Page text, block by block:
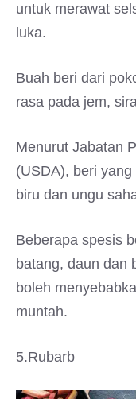
untuk merawat
luka.
Buah beri dari
rasa pada jem,
Menurut Jabatan
(USDA), beri
biru dan ungu
Beberapa spesis
batang, daun dan
boleh
muntah.
5.Rubarb